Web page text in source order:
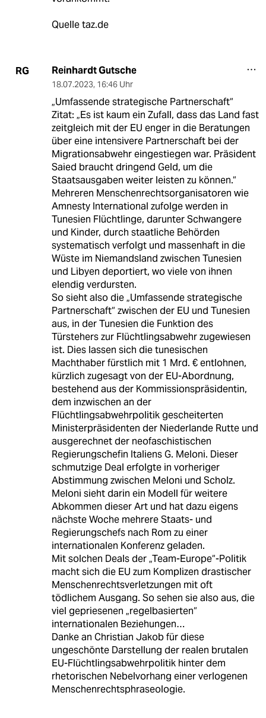
Quelle taz.de
RG Reinhardt Gutsche
18.07.2023, 16:46 Uhr
„Umfassende strategische Partnerschaft“
Zitat: „Es ist kaum ein Zufall, dass das Land fast
zeitgleich mit der EU enger in die Beratungen
über eine intensivere Partnerschaft bei der
Migrationsabwehr eingestiegen war. Präsident
Saied braucht dringend Geld, um die
Staatsausgaben weiter leisten zu können.“
Mehreren Menschenrechtsorganisatoren wie
Amnesty International zufolge werden in
Tunesien Flüchtlinge, darunter Schwangere
und Kinder, durch staatliche Behörden
systematisch verfolgt und massenhaft in die
Wüste im Niemandsland zwischen Tunesien
und Libyen deportiert, wo viele von ihnen
elendig verdursten.
So sieht also die „Umfassende strategische
Partnerschaft“ zwischen der EU und Tunesien
aus, in der Tunesien die Funktion des
Türstehers zur Flüchtlingsabwehr zugewiesen
ist. Dies lassen sich die tunesischen
Machthaber fürstlich mit 1 Mrd. € entlohnen,
kürzlich zugesagt von der EU-Abordnung,
bestehend aus der Kommissionspräsidentin,
dem inzwischen an der
Flüchtlingsabwehrpolitik gescheiterten
Ministerpräsidenten der Niederlande Rutte und
ausgerechnet der neofaschistischen
Regierungschefin Italiens G. Meloni. Dieser
schmutzige Deal erfolgte in vorheriger
Abstimmung zwischen Meloni und Scholz.
Meloni sieht darin ein Modell für weitere
Abkommen dieser Art und hat dazu eigens
nächste Woche mehrere Staats- und
Regierungschefs nach Rom zu einer
internationalen Konferenz geladen.
Mit solchen Deals der „Team-Europe“-Politik
macht sich die EU zum Komplizen drastischer
Menschenrechtsverletzungen mit oft
tödlichem Ausgang. So sehen sie also aus, die
viel gepriesenen „regelbasierten“
internationalen Beziehungen…
Danke an Christian Jakob für diese
ungeschönte Darstellung der realen brutalen
EU-Flüchtlingsabwehrpolitik hinter dem
rhetorischen Nebelvorhang einer verlogenen
Menschenrechtsphraseologie.